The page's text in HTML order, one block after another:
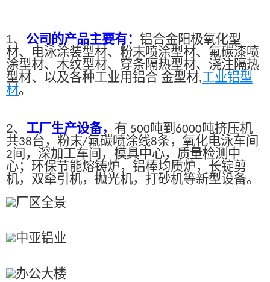
1、 公司的产品主要有： 铝合金阳极氧化型
材、电泳涂装型材、粉末喷涂型材、氟碳漆喷
涂型材、木纹型材、穿条隔热型材、浇注隔热
型材、以及各种工业用铝合 金型材,工业铝型
材。
2、 工厂生产设备， 有 500吨到 6000吨挤压机
共38台，粉末/氟碳喷涂线8条，氧化电泳车间
2间，深加工车间，模具中心，质量检测中
心；环保节能熔铸炉，铝棒均质炉，长锭剪
机，双牵引机，抛光机，打砂机等新型设备。